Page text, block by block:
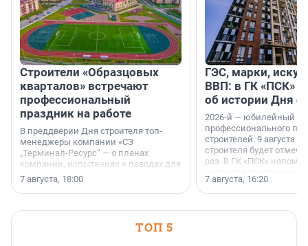
Строители «Образцовых
кварталов» встречают
профессиональный
праздник на работе
В преддверии Дня строителя топ-
менеджеры компании «СЗ
„Терминал-Ресурс“ — о планах
компании, испытаниях и поводах для
осторожного оптимизма.
7 августа, 18:00
ГЭС, марки,
ВВП: в ГК «ПСК»
об истории Дня
2026-й — юбилейный
профессионального
строителей. 9 августа
строителя будет
раз. В ГК «ПСК»
поменялась роль
7 августа, 16:20
ТОП 5